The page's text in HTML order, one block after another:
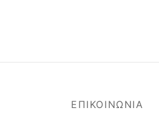
ΕΠΙΚΟΙΝΩΝΙΑ